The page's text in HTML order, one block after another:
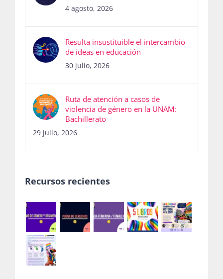
4 agosto, 2026
Resulta insustituible el intercambio
de ideas en educación
30 julio, 2026
Ruta de atención a casos de
violencia de género en la UNAM:
Bachillerato
29 julio, 2026
Recursos recientes